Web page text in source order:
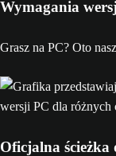
Wymagania
Grasz na PC? Oto
Oficjalna ścieżka